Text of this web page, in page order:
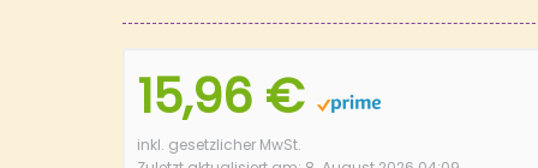
15,96 €
inkl. gesetzlicher MwSt.